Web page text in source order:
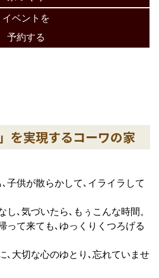
イベントを
予約する
を実現するコーワの家
子供が散らかして､イライラして
し､気づいたら､もぅこんな時間。
って来ても､ゆっくりくつろげる
､大切な心のゆとり､忘れていませ